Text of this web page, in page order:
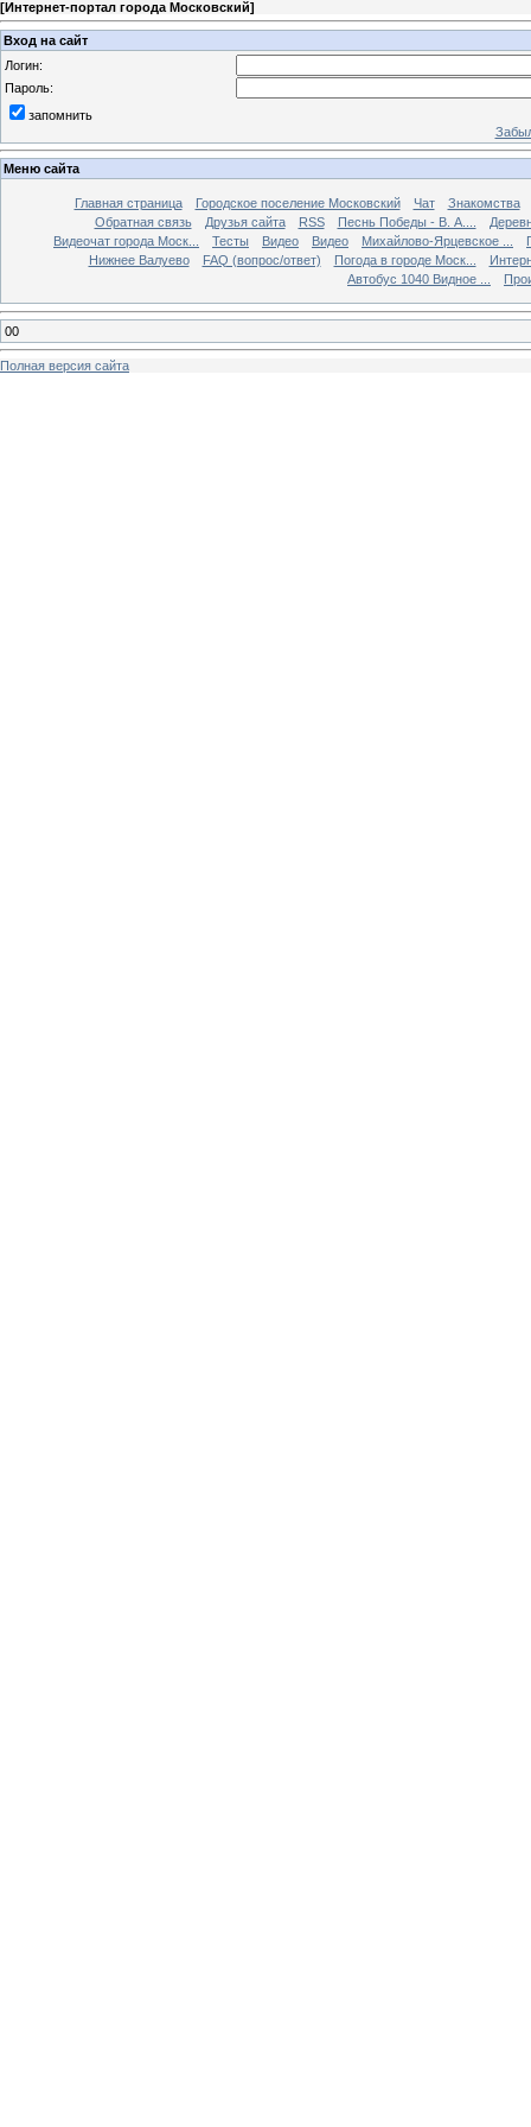
[Интернет-портал города Московский]
Вход на сайт
Логин:
Пароль:
запомнить
Меню сайта
Главная страница Городское поселение Московский Чат
Знакомства
Обратная связь
Друзья сайта RSS Песнь Победы - В. А....
Видеочат города Моск...
Тесты Видео Видео Михайлово-Ярцевское ...
Нижнее Валуево
FAQ (вопрос/ответ) Погода в городе Моск...
Автобус 1040 Видное ...
00
Полная версия сайта